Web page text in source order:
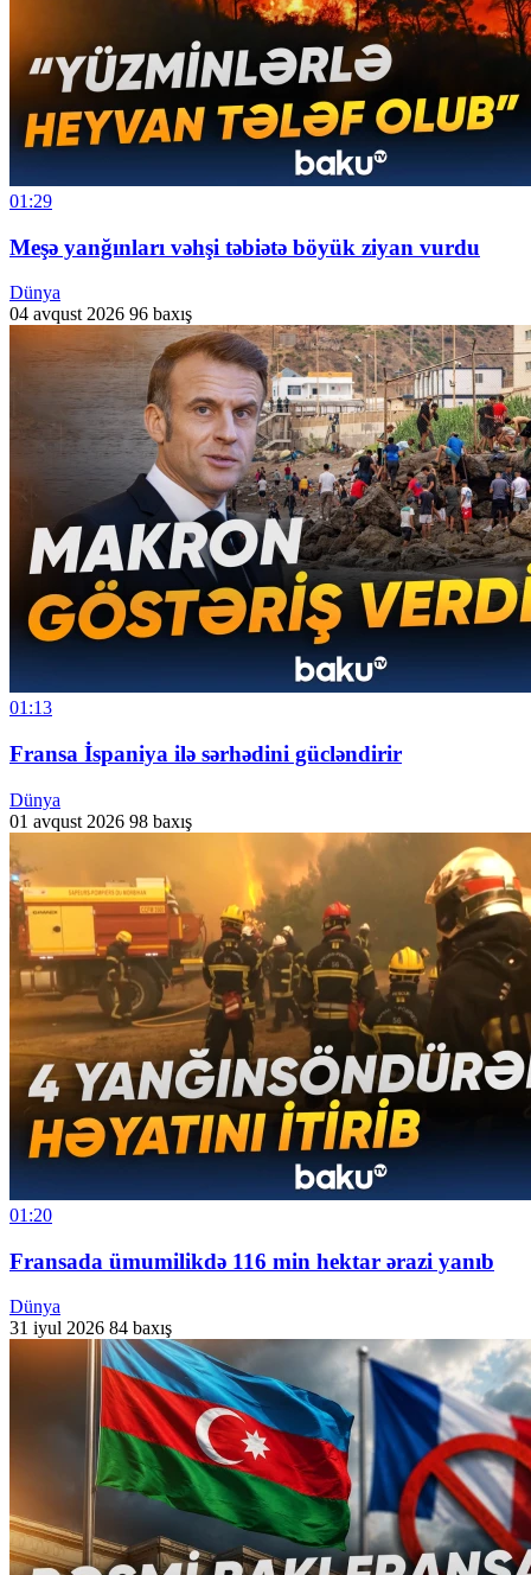
01:29
Meşə yanğınları vəhşi təbiətə böyük ziyan vurdu
Dünya
04 avqust 2026 96 baxış
01:13
Fransa İspaniya ilə sərhədini gücləndirir
Dünya
01 avqust 2026 98 baxış
01:20
Fransada ümumilikdə 116 min hektar ərazi yanıb
Dünya
31 iyul 2026 84 baxış